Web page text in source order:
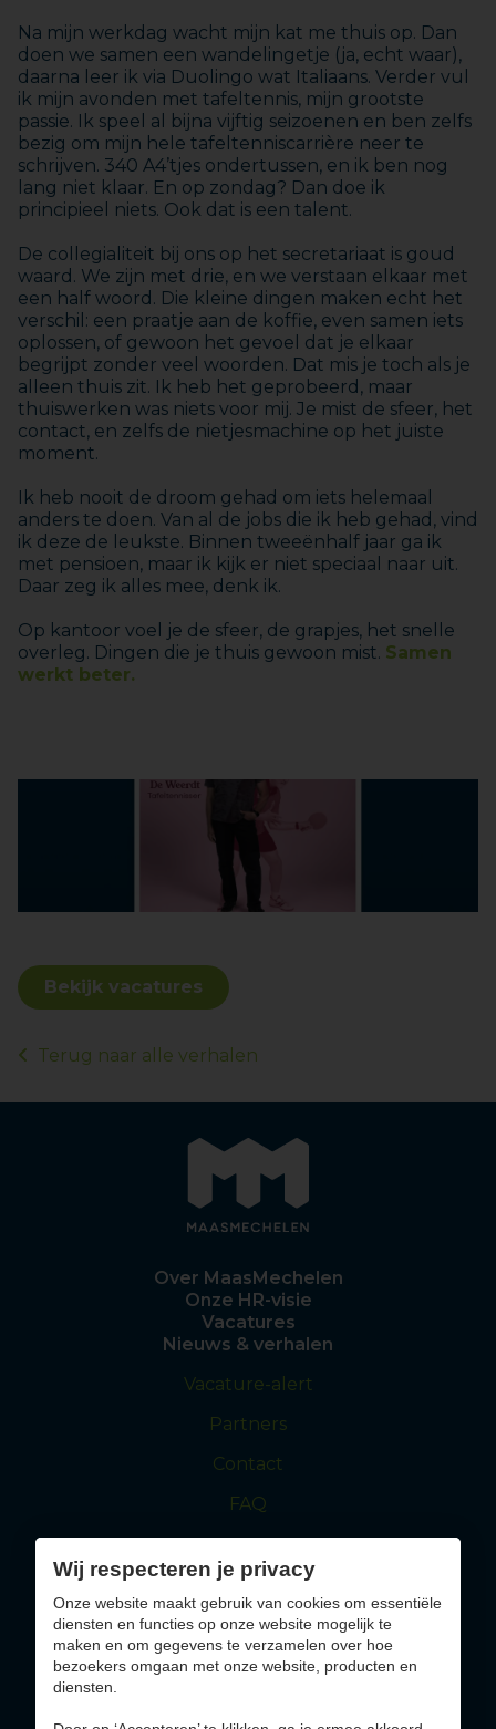
Na mijn werkdag wacht mijn kat me thuis op. Dan
doen we samen een wandelingetje (ja, echt waar),
daarna leer ik via Duolingo wat Italiaans. Verder vul
ik mijn avonden met tafeltennis, mijn grootste
passie. Ik speel al bijna vijftig seizoenen en ben zelfs
bezig om mijn hele tafeltenniscarrière neer te
schrijven. 340 A4’tjes ondertussen, en ik ben nog
lang niet klaar. En op zondag? Dan doe ik
principieel niets. Ook dat is een talent.
De collegialiteit bij ons op het secretariaat is goud
waard. We zijn met drie, en we verstaan elkaar met
een half woord. Die kleine dingen maken echt het
verschil: een praatje aan de koffie, even samen iets
oplossen, of gewoon het gevoel dat je elkaar
begrijpt zonder veel woorden. Dat mis je toch als je
alleen thuis zit. Ik heb het geprobeerd, maar
thuiswerken was niets voor mij. Je mist de sfeer, het
contact, en zelfs de nietjesmachine op het juiste
moment.
Ik heb nooit de droom gehad om iets helemaal
anders te doen. Van al de jobs die ik heb gehad, vind
ik deze de leukste. Binnen tweeënhalf jaar ga ik
met pensioen, maar ik kijk er niet speciaal naar uit.
Daar zeg ik alles mee, denk ik.
Op kantoor voel je de sfeer, de grapjes, het snelle
overleg. Dingen die je thuis gewoon mist. Samen
werkt beter.
Bekijk vacatures
Terug naar alle verhalen
Over MaasMechelen
Onze HR-visie
Vacatures
Nieuws & verhalen
Vacature-alert
Partners
Contact
FAQ
maasmechelen.be
visitmaasmechelen.be
Solliciteer nu
Wij respecteren je privacy
Onze website maakt gebruik van cookies om essentiële
diensten en functies op onze website mogelijk te
maken en om gegevens te verzamelen over hoe
bezoekers omgaan met onze website, producten en
diensten.